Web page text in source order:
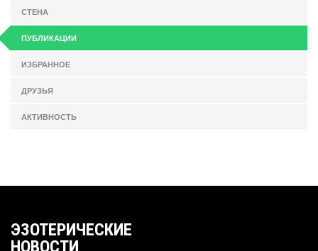
СТЕНА
ПУБЛИКАЦИИ
ИЗБРАННОЕ
ДРУЗЬЯ
АКТИВНОСТЬ
ЭЗОТЕРИЧЕСКИЕ
НОВОСТИ